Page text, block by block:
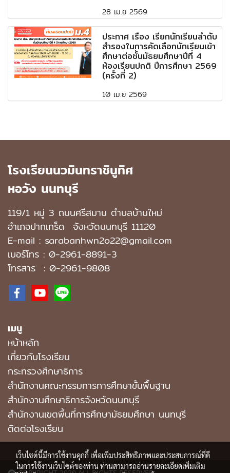
28 เม.ย 2569
ประกาศ เรื่อง เรียกนักเรียนลำดับ
สำรองในการคัดเลือกนักเรียนเข้า
ศึกษาต่อชั้นมัธยมศึกษาปีที่ 4
ห้องเรียนปกติ ปีการศึกษา 2569
(ครั้งที่ 2)
10 เม.ย 2569
โรงเรียนนวมินทราชินูทิศ
หอวัง นนทบุรี
119/1 หมู่ 3 ถนนศรีสมาน ตำบลบ้านใหม่
อำเภอปากเกร็ด จังหวัดนนทบุรี 11120
E-mail : sarabanhwn2o22@gmail.com
เบอร์โทร : 0-2961-8891-3
โทรสาร : 0-2961-9808
เมนู
หน้าหลัก
เกี่ยวกับโรงเรียน
กระทรวงศึกษาธิการ
สำนักงานคณะกรรมการการศึกษาขั้นพื้นฐาน
สำนักงานศึกษาธิการจังหวัดนนทบุรี
สํานักงานเขตพื้นที่การศึกษามัธยมศึกษา นนทบุรี
ติดต่อโรงเรียน
เว็บไซต์นี้มีการใช้งานคุกกี้ เพื่อเพิ่มประสิทธิภาพและประสบการณ์ที่ดี
ในการใช้งานเว็บไซต์ของท่าน ท่านสามารถอ่านรายละเอียดเพิ่มเติม